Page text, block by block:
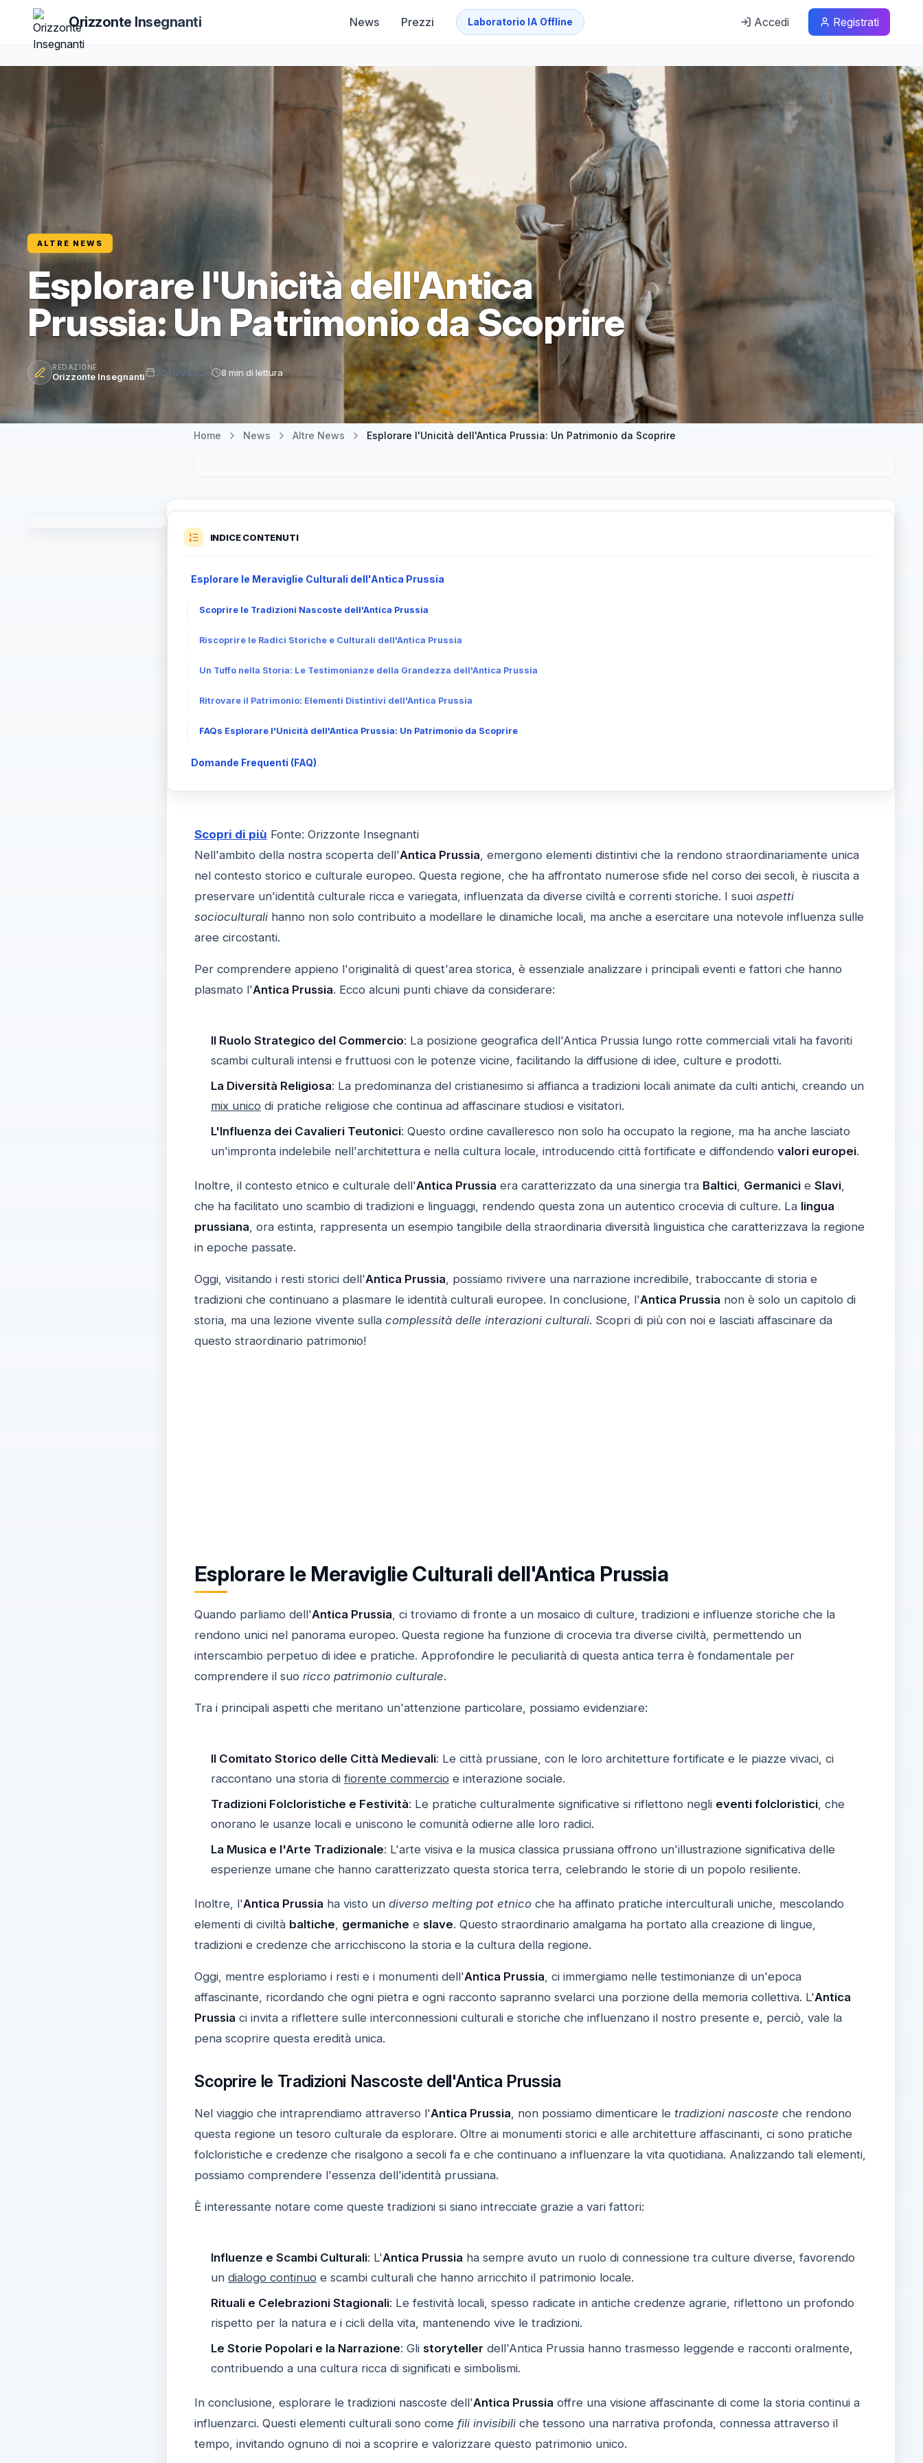
Orizzonte Insegnanti News Prezzi Laboratorio IA Offline Accedi Registrati
ALTRE NEWS
Esplorare l'Unicità dell'Antica
Prussia: Un Patrimonio da Scoprire
REDAZIONE
Orizzonte Insegnanti 20 Nov 2024 8 min di lettura
Home News Altre News Esplorare l'Unicità dell'Antica Prussia: Un Patrimonio da Scoprire
INDICE CONTENUTI
Esplorare le Meraviglie Culturali dell'Antica Prussia
Scoprire le Tradizioni Nascoste dell'Antica Prussia
Riscoprire le Radici Storiche e Culturali dell'Antica Prussia
Un Tuffo nella Storia: Le Testimonianze della Grandezza dell'Antica Prussia
Ritrovare il Patrimonio: Elementi Distintivi dell'Antica Prussia
FAQs Esplorare l'Unicità dell'Antica Prussia: Un Patrimonio da Scoprire
Domande Frequenti (FAQ)
Scopri di più Fonte: Orizzonte Insegnanti
Nell'ambito della nostra scoperta dell'Antica Prussia, emergono elementi distintivi che la rendono straordinariamente unica
nel contesto storico e culturale europeo. Questa regione, che ha affrontato numerose sfide nel corso dei secoli, è riuscita a
preservare un'identità culturale ricca e variegata, influenzata da diverse civiltà e correnti storiche. I suoi aspetti
socioculturalihanno non solo contribuito a modellare le dinamiche locali, ma anche a esercitare una notevole influenza sulle
aree circostanti.
Per comprendere appieno l'originalità di quest'area storica, è essenziale analizzare i principali eventi e fattori che hanno
plasmato l'Antica Prussia. Ecco alcuni punti chiave da considerare:
Il Ruolo Strategico del Commercio: La posizione geografica dell'Antica Prussia lungo rotte commerciali vitali ha favoriti
scambi culturali intensi e fruttuosi con le potenze vicine, facilitando la diffusione di idee, culture e prodotti.
La Diversità Religiosa: La predominanza del cristianesimo si affianca a tradizioni locali animate da culti antichi, creando un
mix unico di pratiche religiose che continua ad affascinare studiosi e visitatori.
L'Influenza dei Cavalieri Teutonici: Questo ordine cavalleresco non solo ha occupato la regione, ma ha anche lasciato
un'impronta indelebile nell'architettura e nella cultura locale, introducendo città fortificate e diffondendo valori europei.
Inoltre, il contesto etnico e culturale dell'Antica Prussia era caratterizzato da una sinergia tra Baltici, Germanicie Slavi,
che ha facilitato uno scambio di tradizioni e linguaggi, rendendo questa zona un autentico crocevia di culture. La lingua
prussiana, ora estinta, rappresenta un esempio tangibile della straordinaria diversità linguistica che caratterizzava la regione
in epoche passate.
Oggi, visitando i resti storici dell'Antica Prussia, possiamo rivivere una narrazione incredibile, traboccante di storia e
tradizioni che continuano a plasmare le identità culturali europee. In conclusione, l'Antica Prussia non è solo un capitolo di
storia, ma una lezione vivente sulla complessità delle interazioni culturali. Scopri di più con noi e lasciati affascinare da
questo straordinario patrimonio!
Esplorare le Meraviglie Culturali dell'Antica Prussia
Quando parliamo dell'Antica Prussia , ci troviamo di fronte a un mosaico di culture, tradizioni e influenze storiche che la
rendono unici nel panorama europeo. Questa regione ha funzione di crocevia tra diverse civiltà, permettendo un
interscambio perpetuo di idee e pratiche. Approfondire le peculiarità di questa antica terra è fondamentale per
comprendere il suo ricco patrimonio culturale.
Tra i principali aspetti che meritano un'attenzione particolare, possiamo evidenziare:
Il Comitato Storico delle Città Medievali: Le città prussiane, con le loro architetture fortificate e le piazze vivaci, ci
raccontano una storia di fiorente commercio e interazione sociale.
Tradizioni Folcloristiche e Festività: Le pratiche culturalmente significative si riflettono negli eventi folcloristici, che
onorano le usanze locali e uniscono le comunità odierne alle loro radici.
La Musica e l'Arte Tradizionale: L'arte visiva e la musica classica prussiana offrono un'illustrazione significativa delle
esperienze umane che hanno caratterizzato questa storica terra, celebrando le storie di un popolo resiliente.
Inoltre, l'Antica Prussia ha visto un diverso melting pot etnicoche ha affinato pratiche interculturali uniche, mescolando
elementi di civiltà baltiche germaniche e slave. Questo straordinario amalgama ha portato alla creazione di lingue,
tradizioni e credenze che arricchiscono la storia e la cultura della regione.
Oggi, mentre esploriamo i resti e i monumenti dell'Antica Prussia , ci immergiamo nelle testimonianze di un'epoca
affascinante, ricordando che ogni pietra e ogni racconto sapranno svelarci una porzione della memoria collettiva. L'Antica
Prussia ci invita a riflettere sulle interconnessioni culturali e storiche che influenzano il nostro presente e, perciò, vale la
pena scoprire questa eredità unica.
Scoprire le Tradizioni Nascoste dell'Antica Prussia
Nel viaggio che intraprendiamo attraverso l'Antica Prussia , non possiamo dimenticare le tradizioni nascoste che rendono
questa regione un tesoro culturale da esplorare. Oltre ai monumenti storici e alle architetture affascinanti, ci sono pratiche
folcloristiche e credenze che risalgono a secoli fa e che continuano a influenzare la vita quotidiana. Analizzando tali elementi,
possiamo comprendere l'essenza dell'identità prussiana.
È interessante notare come queste tradizioni si siano intrecciate grazie a vari fattori:
Influenze e Scambi Culturali: L'Antica Prussia ha sempre avuto un ruolo di connessione tra culture diverse, favorendo
un dialogo continuo e scambi culturali che hanno arricchito il patrimonio locale.
Rituali e Celebrazioni Stagionali: Le festività locali, spesso radicate in antiche credenze agrarie, riflettono un profondo
rispetto per la natura e i cicli della vita, mantenendo vive le tradizioni.
Le Storie Popolari e la Narrazione: Gli storyteller dell'Antica Prussia hanno trasmesso leggende e racconti oralmente,
contribuendo a una cultura ricca di significati e simbolismi.
In conclusione, esplorare le tradizioni nascoste dell'Antica Prussia offre una visione affascinante di come la storia continui a
influenzarci. Questi elementi culturali sono come fili invisibiliche tessono una narrativa profonda, connessa attraverso il
tempo, invitando ognuno di noi a scoprire e valorizzare questo patrimonio unico.